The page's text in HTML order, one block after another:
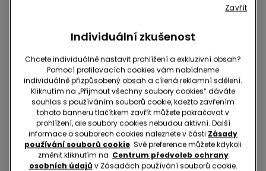
Recyklované mikrovlákno
-43%
2+1 na všechny ponožky
Individuální zkušenost
Chcete individuálně nastavit prohlížení a exkluzivní obsah?
Pomocí profilovacích cookies vám nabídneme
individuálně přizpůsobený obsah a cílená reklamní sdělení.
Kliknutím na „Přijmout všechny soubory cookies“ dáváte
souhlas s používáním souborů cookie, kdežto zavřením
tohoto banneru tlačítkem zavřít můžete pokračovat v
prohlížení, ale soubory cookies nebudou aktivní. Další
informace o souborech cookies naleznete v části Zásady
používání souborů cookie. Své preference můžete kdykoli
změnit kliknutím na Centrum předvoleb ochrany
osobních údajů v Zásadách používání souborů cookie.
Zavřít